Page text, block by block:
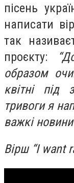
пісень
написати
так
проєкту:
образом
квітні під
тривоги я
важкі
Вірш “I want